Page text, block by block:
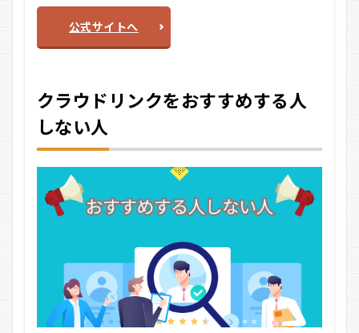
公式サイトへ
クラウドリンクをおすすめする人
しない人